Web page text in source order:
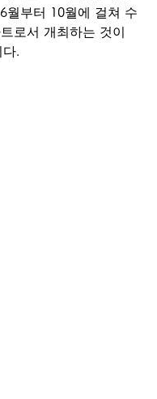
월부터 10월에 걸쳐 수
로서 개최하는 것이
.